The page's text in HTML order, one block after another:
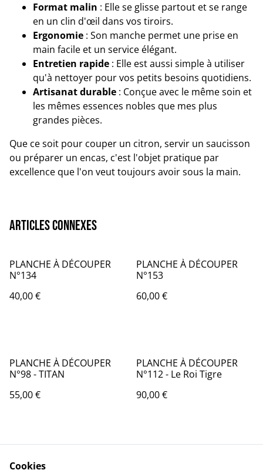
Format malin : Elle se glisse partout et se range
en un clin d'œil dans vos tiroirs.
Ergonomie : Son manche permet une prise en
main facile et un service élégant.
Entretien rapide : Elle est aussi simple à utiliser
qu'à nettoyer pour vos petits besoins quotidiens.
Artisanat durable : Conçue avec le même soin et
les mêmes essences nobles que mes plus
grandes pièces.
Que ce soit pour couper un citron, servir un saucisson
ou préparer un encas, c'est l'objet pratique par
excellence que l'on veut toujours avoir sous la main.
Articles connexes
PLANCHE À DÉCOUPER
N°134
40,00 €
PLANCHE À DÉCOUPER
N°153
60,00 €
PLANCHE À DÉCOUPER
N°98 - TITAN
55,00 €
PLANCHE À DÉCOUPER
N°112 - Le Roi Tigre
90,00 €
Cookies